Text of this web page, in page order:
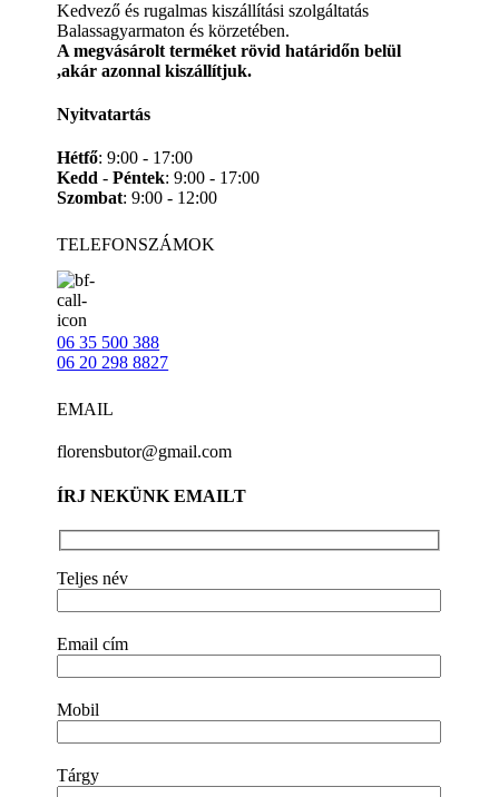
Kedvező és rugalmas kiszállítási szolgáltatás
Balassagyarmaton és körzetében.
A megvásárolt terméket rövid határidőn belül
,akár azonnal kiszállítjuk.
Nyitvatartás
Hétfő: 9:00 - 17:00
Kedd-Péntek: 9:00 - 17:00
Szombat: 9:00 - 12:00
TELEFONSZÁMOK
06 35 500 388
06 20 298 8827
EMAIL
florensbutor@gmail.com
ÍRJ NEKÜNK EMAILT
Teljes név
Email cím
Mobil
Tárgy